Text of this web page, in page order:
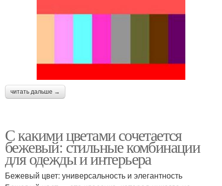
читать дальше →
С какими цветами сочетается
бежевый: стильные комбинации
для одежды и интерьера
Бежевый цвет: универсальность и элегантность